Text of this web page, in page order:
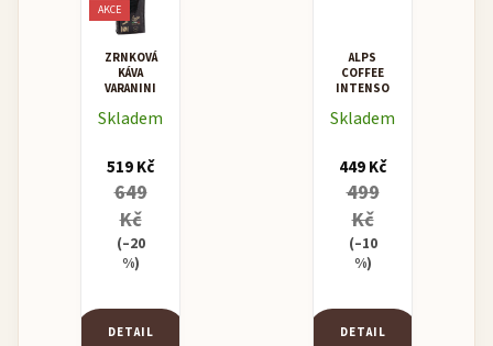
AKCE
ZRNKOVÁ
KÁVA
VARANINI
ESPRESSO
Skladem
519 Kč
649
Kč
(–20
%)
DETAIL
ALPS
COFFEE
INTENSO
Skladem
449 Kč
499
Kč
(–10
%)
DETAIL